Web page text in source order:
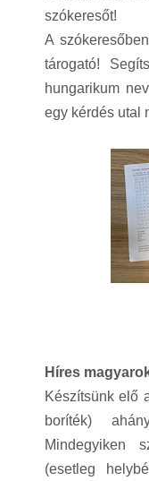
szókeresőt!
A
tárogató!
hungarikum
egy kérdés utal
Híres
Készítsünk elő
boríték)
Mindegyiken
(esetleg